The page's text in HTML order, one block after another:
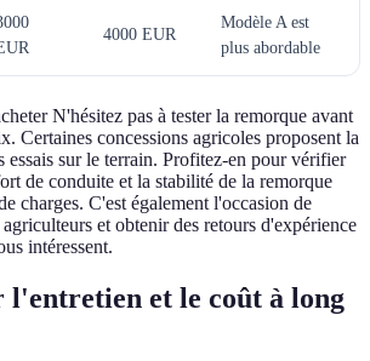
4000 EUR
Modèle A est
plus abordable
N'hésitez pas à tester la remorque avant
Certaines concessions agricoles proposent la
essais sur le terrain. Profitez-en pour vérifier
de conduite et la stabilité de la remorque
charges. C'est également l'occasion de
et obtenir des retours d'expérience
intéressent.
l'entretien et le coût à long